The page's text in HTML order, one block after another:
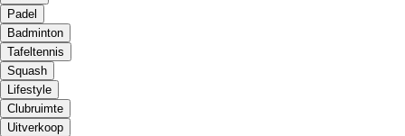
Padel
Badminton
Tafeltennis
Squash
Lifestyle
Clubruimte
Uitverkoop